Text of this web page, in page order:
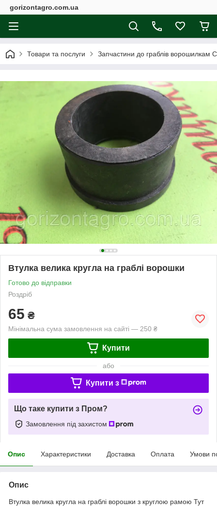
gorizontagro.com.ua
Товари та послуги Запчастини до граблів ворошилкам
Втулка велика кругла на граблі ворошки
Готово до відправки
Роздріб
65 ₴
Мінімальна сума замовлення на сайті — 250 ₴
Купити
або
Купити з
Що таке купити з Пром?
Замовлення під захистом
Опис Характеристики Доставка Оплата Умови
Опис
Втулка велика кругла на граблі ворошки з круглою рамою Тут